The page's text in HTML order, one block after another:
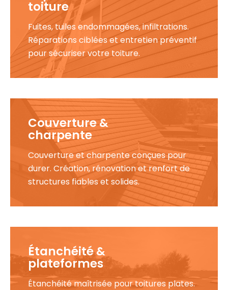
toiture
Fuites, tuiles endommagées, infiltrations.
Réparations ciblées et entretien préventif
pour sécuriser votre toiture.
Couverture &
charpente
Couverture et charpente conçues pour
durer. Création, rénovation et renfort de
structures fiables et solides.
Étanchéité &
plateformes
Étanchéité maîtrisée pour toitures plates.